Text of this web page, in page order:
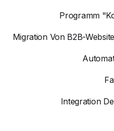
Programm
Migration Von B2B-
Integration